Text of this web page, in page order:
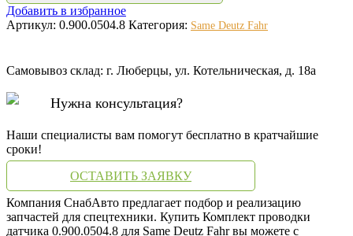
Добавить в избранное
Артикул: 0.900.0504.8 Категория: Same Deutz Fahr
Самовывоз склад: г. Люберцы, ул. Котельническая, д. 18а
Нужна консультация?
Наши специалисты вам помогут бесплатно в кратчайшие
сроки!
ОСТАВИТЬ ЗАЯВКУ
Компания СнабАвто предлагает подбор и реализацию
запчастей для спецтехники. Купить Комплект проводки
датчика 0.900.0504.8 для Same Deutz Fahr вы можете с